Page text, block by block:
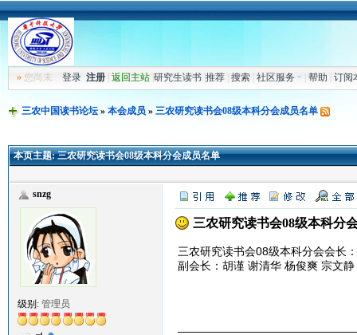
»您尚未 登录 注册| 返回主站| 研究生读书| 推荐| 搜索| 社区服务 帮助 订阅
三农中国读书论坛» 本会成员 » 三农研究读书会08级本科分会成员名单
本页主题:三农研究读书会08级本科分会成员名单
snzg
级别: 管理员
三农研究读书会08级本科分
三农研究读书会08级本科分会会长
副会长：胡谨 谢清华 杨俊爽 宗文静